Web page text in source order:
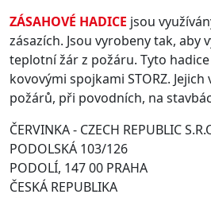
ZÁSAHOVÉ HADICE jsou
zásazích. Jsou vyrobeny tak, aby
teplotní žár z požáru. Tyto
kovovými spojkami STORZ.
požárů, při povodních, na
ČERVINKA - CZECH REPUBLIC
PODOLSKÁ 103/126
PODOLÍ, 147 00 PRAHA
ČESKÁ REPUBLIKA